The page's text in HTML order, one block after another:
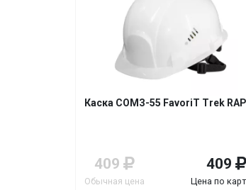
Каска СОМЗ-55 FavoriT Trek
409
Обычная цена
409
Цена по